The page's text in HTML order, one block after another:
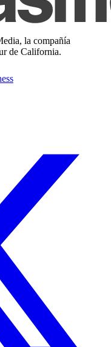
la compañía
de California.